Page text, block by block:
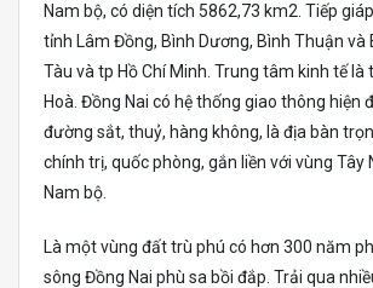
Nam bộ, có diện tích 5862,73 km2. Tiếp
tỉnh Lâm Đồng, Bình Dương, Bình Thuận và
Tàu và tp Hồ Chí Minh. Trung tâm kinh tế là
Hoà. Đồng Nai có hệ thống giao thông hiện
đường sắt, thuỷ, hàng không, là địa bàn
chính trị, quốc phòng, gắn liền với vùng Tây
Nam bộ.
Là một vùng đất trù phú có hơn 300 năm
sông Đồng Nai phù sa bồi đắp. Trải qua